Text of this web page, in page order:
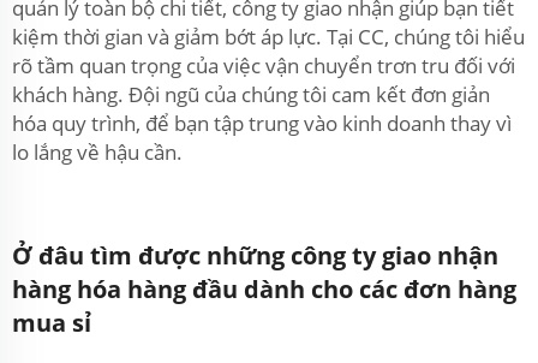
quản lý toàn bộ chi tiết, công ty giao nhận giúp bạn tiết
kiệm thời gian và giảm bớt áp lực. Tại CC, chúng tôi hiểu
rõ tầm quan trọng của việc vận chuyển trơn tru đối với
khách hàng. Đội ngũ của chúng tôi cam kết đơn giản
hóa quy trình, để bạn tập trung vào kinh doanh thay vì
lo lắng về hậu cần.
Ở đâu tìm được những công ty giao nhận
hàng hóa hàng đầu dành cho các đơn hàng
mua sỉ